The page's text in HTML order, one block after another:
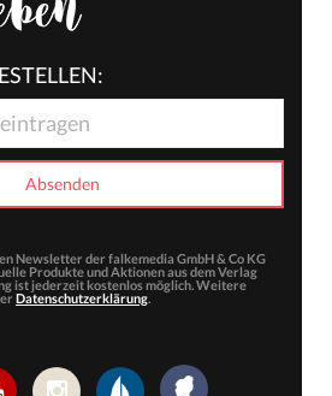
Newsletter der falkemedia GmbH & Co KG
Produkte und Aktionen aus dem Verlag
ist jederzeit kostenlos möglich. Weitere
Datenschutzerklärung.